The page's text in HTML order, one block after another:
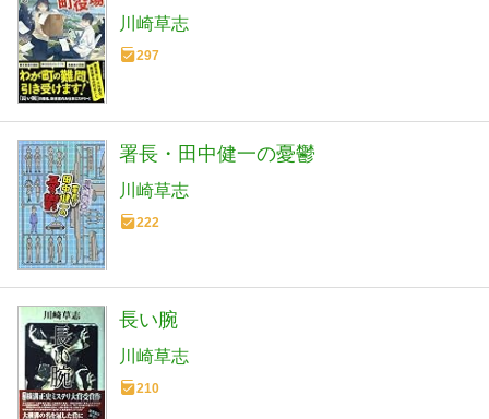
川崎草志
297
署長・田中健一の憂鬱
川崎草志
222
長い腕
川崎草志
210